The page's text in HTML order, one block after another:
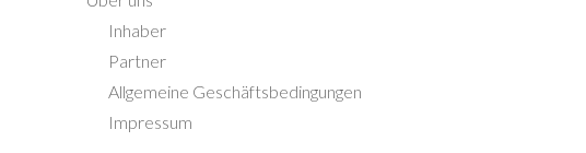
Inhaber
Partner
Allgemeine Geschäftsbedingungen
Impressum